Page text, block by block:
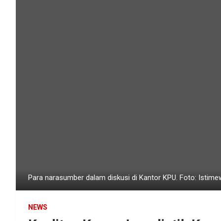
Para narasumber dalam diskusi di Kantor KPU. Foto:
NEWS